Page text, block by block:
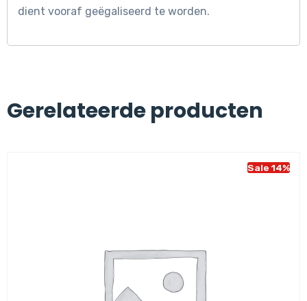
dient vooraf geëgaliseerd te worden.
Gerelateerde producten
Sale 14%